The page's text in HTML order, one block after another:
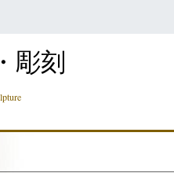
彫刻